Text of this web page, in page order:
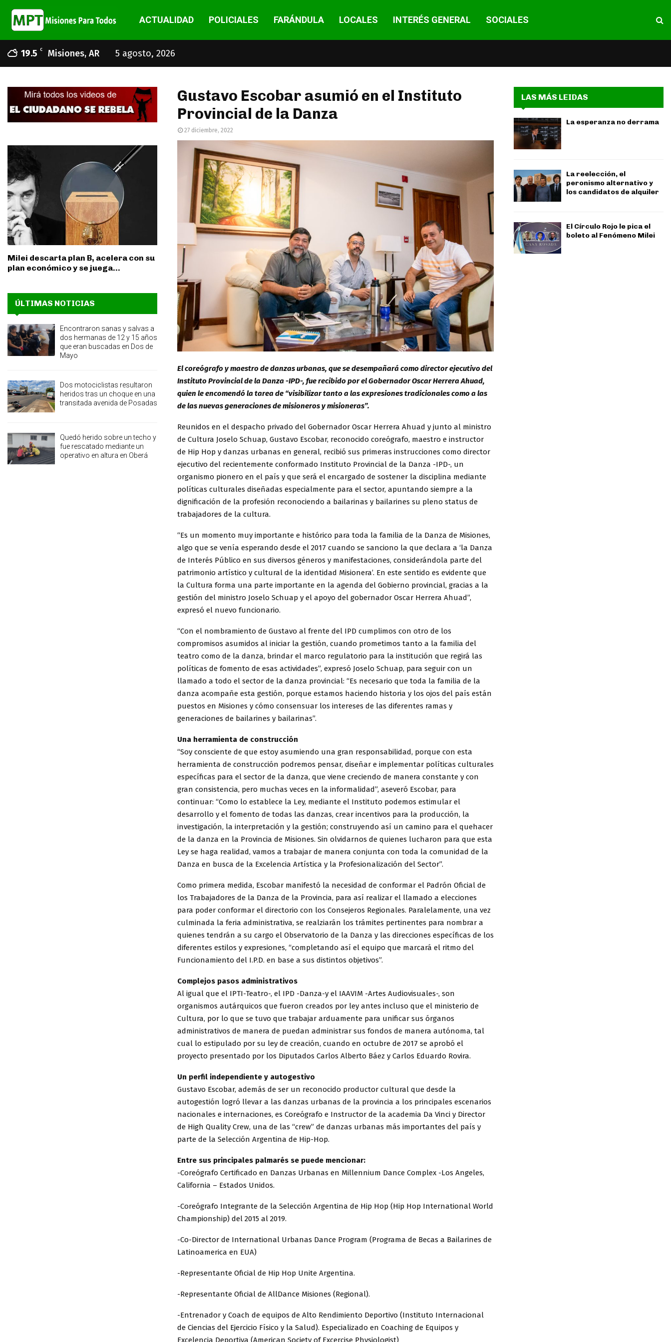
ACTUALIDAD POLICIALES FARÁNDULA LOCALES INTERÉS GENERAL SOCIALES
19.5 C Misiones, AR 5 agosto, 2026
Gustavo Escobar asumió en el Instituto
Provincial de la Danza
27 diciembre, 2022
El coreógrafo y maestro de danzas urbanas, que se desempañará como director ejecutivo del
Instituto Provincial de la Danza -IPD-, fue recibido por el Gobernador Oscar Herrera Ahuad,
quien le encomendó la tarea de “visibilizar tanto a las expresiones tradicionales como a las
de las nuevas generaciones de misioneros y misioneras”.
Reunidos en el despacho privado del Gobernador Oscar Herrera Ahuad y junto al ministro
de Cultura Joselo Schuap, Gustavo Escobar, reconocido coreógrafo, maestro e instructor
de Hip Hop y danzas urbanas en general, recibió sus primeras instrucciones como director
ejecutivo del recientemente conformado Instituto Provincial de la Danza -IPD-, un
organismo pionero en el país y que será el encargado de sostener la disciplina mediante
políticas culturales diseñadas especialmente para el sector, apuntando siempre a la
dignificación de la profesión reconociendo a bailarinas y bailarines su pleno status de
trabajadores de la cultura.
“Es un momento muy importante e histórico para toda la familia de la Danza de Misiones,
algo que se venía esperando desde el 2017 cuando se sanciono la que declara a ‘la Danza
de Interés Público en sus diversos géneros y manifestaciones, considerándola parte del
patrimonio artístico y cultural de la identidad Misionera’. En este sentido es evidente que
la Cultura forma una parte importante en la agenda del Gobierno provincial, gracias a la
gestión del ministro Joselo Schuap y el apoyo del gobernador Oscar Herrera Ahuad”,
expresó el nuevo funcionario.
“Con el nombramiento de Gustavo al frente del IPD cumplimos con otro de los
compromisos asumidos al iniciar la gestión, cuando prometimos tanto a la familia del
teatro como de la danza, brindar el marco regulatorio para la institución que regirá las
políticas de fomento de esas actividades”, expresó Joselo Schuap, para seguir con un
llamado a todo el sector de la danza provincial: “Es necesario que toda la familia de la
danza acompañe esta gestión, porque estamos haciendo historia y los ojos del país están
puestos en Misiones y cómo consensuar los intereses de las diferentes ramas y
generaciones de bailarines y bailarinas”.
Una herramienta de construcción
“Soy consciente de que estoy asumiendo una gran responsabilidad, porque con esta
herramienta de construcción podremos pensar, diseñar e implementar políticas culturales
específicas para el sector de la danza, que viene creciendo de manera constante y con
gran consistencia, pero muchas veces en la informalidad”, aseveró Escobar, para
continuar: “Como lo establece la Ley, mediante el Instituto podemos estimular el
desarrollo y el fomento de todas las danzas, crear incentivos para la producción, la
investigación, la interpretación y la gestión; construyendo así un camino para el quehacer
de la danza en la Provincia de Misiones. Sin olvidarnos de quienes lucharon para que esta
Ley se haga realidad, vamos a trabajar de manera conjunta con toda la comunidad de la
Danza en busca de la Excelencia Artística y la Profesionalización del Sector”.
Como primera medida, Escobar manifestó la necesidad de conformar el Padrón Oficial de
los Trabajadores de la Danza de la Provincia, para así realizar el llamado a elecciones
para poder conformar el directorio con los Consejeros Regionales. Paralelamente, una vez
culminada la feria administrativa, se realziarán los trámites pertinentes para nombrar a
quienes tendrán a su cargo el Observatorio de la Danza y las direcciones específicas de los
diferentes estilos y expresiones, “completando así el equipo que marcará el ritmo del
Funcionamiento del I.P.D. en base a sus distintos objetivos”.
Complejos pasos administrativos
Al igual que el IPTI-Teatro-, el IPD -Danza-y el IAAVIM -Artes Audiovisuales-, son
organismos autárquicos que fueron creados por ley antes incluso que el ministerio de
Cultura, por lo que se tuvo que trabajar arduamente para unificar sus órganos
administrativos de manera de puedan administrar sus fondos de manera autónoma, tal
cual lo estipulado por su ley de creación, cuando en octubre de 2017 se aprobó el
proyecto presentado por los Diputados Carlos Alberto Báez y Carlos Eduardo Rovira.
Un perfil independiente y autogestivo
Gustavo Escobar, además de ser un reconocido productor cultural que desde la
autogestión logró llevar a las danzas urbanas de la provincia a los principales escenarios
nacionales e internaciones, es Coreógrafo e Instructor de la academia Da Vinci y Director
de High Quality Crew, una de las “crew” de danzas urbanas más importantes del país y
parte de la Selección Argentina de Hip-Hop.
Entre sus principales palmarés se puede mencionar:
-Coreógrafo Certificado en Danzas Urbanas en Millennium Dance Complex -Los Angeles,
California – Estados Unidos.
-Coreógrafo Integrante de la Selección Argentina de Hip Hop (Hip Hop International World
Championship) del 2015 al 2019.
-Co-Director de International Urbanas Dance Program (Programa de Becas a Bailarines de
Latinoamerica en EUA)
-Representante Oficial de Hip Hop Unite Argentina.
-Representante Oficial de AllDance Misiones (Regional).
-Entrenador y Coach de equipos de Alto Rendimiento Deportivo (Instituto Internacional
de Ciencias del Ejercicio Físico y la Salud). Especializado en Coaching de Equipos y
Excelencia Deportiva (American Society of Excercise Physiologist)
Milei descarta plan B, acelera con su
plan económico y se juega...
ÚLTIMAS NOTICIAS
Encontraron sanas y salvas a
dos hermanas de 12 y 15 años
que eran buscadas en Dos de
Mayo
Dos motociclistas resultaron
heridos tras un choque en una
transitada avenida de Posadas
Quedó herido sobre un techo y
fue rescatado mediante un
operativo en altura en Oberá
LAS MÁS LEIDAS
La esperanza no derrama
La reelección, el
peronismo alternativo y
los candidatos de alquiler
El Círculo Rojo le pica el
boleto al Fenómeno Milei